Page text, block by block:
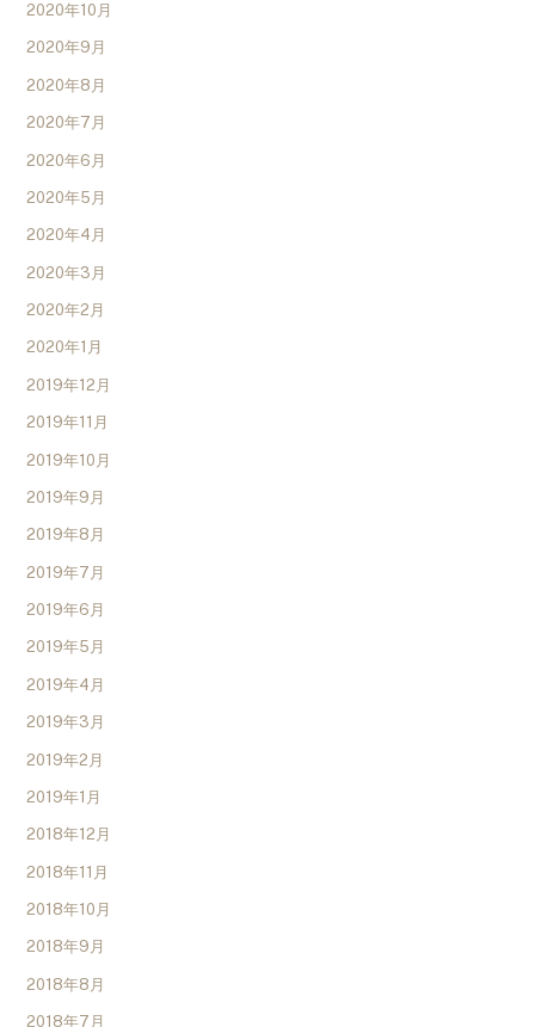
2020年10月
2020年9月
2020年8月
2020年7月
2020年6月
2020年5月
2020年4月
2020年3月
2020年2月
2020年1月
2019年12月
2019年11月
2019年10月
2019年9月
2019年8月
2019年7月
2019年6月
2019年5月
2019年4月
2019年3月
2019年2月
2019年1月
2018年12月
2018年11月
2018年10月
2018年9月
2018年8月
2018年7月